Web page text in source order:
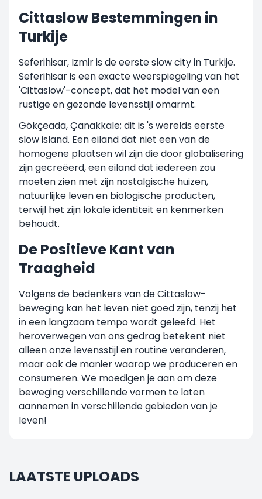
Cittaslow Bestemmingen in
Turkije
Seferihisar, Izmir is de eerste slow city in Turkije.
Seferihisar is een exacte weerspiegeling van het
'Cittaslow'-concept, dat het model van een
rustige en gezonde levensstijl omarmt.
Gökçeada, Çanakkale; dit is 's werelds eerste
slow island. Een eiland dat niet een van de
homogene plaatsen wil zijn die door globalisering
zijn gecreëerd, een eiland dat iedereen zou
moeten zien met zijn nostalgische huizen,
natuurlijke leven en biologische producten,
terwijl het zijn lokale identiteit en kenmerken
behoudt.
De Positieve Kant van
Traagheid
Volgens de bedenkers van de Cittaslow-
beweging kan het leven niet goed zijn, tenzij het
in een langzaam tempo wordt geleefd. Het
heroverwegen van ons gedrag betekent niet
alleen onze levensstijl en routine veranderen,
maar ook de manier waarop we produceren en
consumeren. We moedigen je aan om deze
beweging verschillende vormen te laten
aannemen in verschillende gebieden van je
leven!
LAATSTE UPLOADS